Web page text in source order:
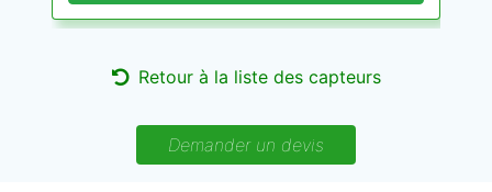
Retour à la liste des capteurs
Demander un devis